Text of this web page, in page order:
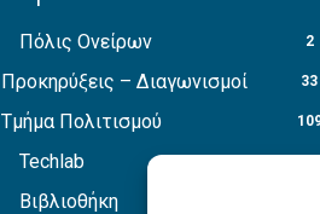
Πόλις Ονείρων 2
Προκηρύξεις – Διαγωνισμοί 33
Τμήμα Πολιτισμού
Techlab
Βιβλιοθήκη